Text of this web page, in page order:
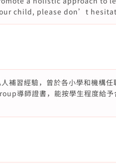
child, please don’t
補習經驗，曾於各小學和機構
導師證書，能按學生程度給